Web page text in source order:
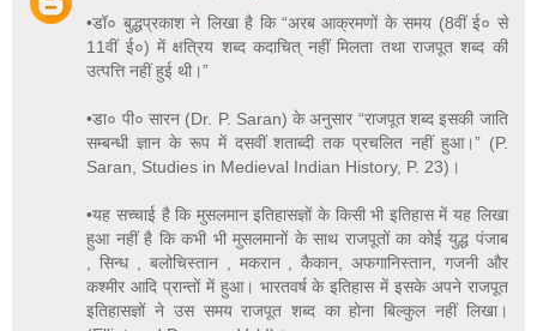
•डॉ० बुद्धप्रकाश ने लिखा है कि “अरब आक्रमणों के समय (8वीं ई० से
11वीं ई०) में क्षत्रिय शब्द कदाचित् नहीं मिलता तथा राजपूत शब्द की
उत्पत्ति नहीं हुई थी।”
•डा० पी० सारन (Dr. P. Saran) के अनुसार “राजपूत शब्द इसकी जाति
सम्बन्धी ज्ञान के रूप में दसवीं शताब्दी तक प्रचलित नहीं हुआ।” (P.
Saran, Studies in Medieval Indian History, P. 23)।
•यह सच्चाई है कि मुसलमान इतिहासज्ञों के किसी भी इतिहास में यह लिखा
हुआ नहीं है कि कभी भी मुसलमानों के साथ राजपूतों का कोई युद्ध पंजाब
, सिन्ध , बलोचिस्तान , मकरान , कैकान, अफगानिस्तान, गजनी और
कश्मीर आदि प्रान्तों में हुआ। भारतवर्ष के इतिहास में इसके अपने राजपूत
इतिहासज्ञों ने उस समय राजपूत शब्द का होना बिल्कुल नहीं लिखा।